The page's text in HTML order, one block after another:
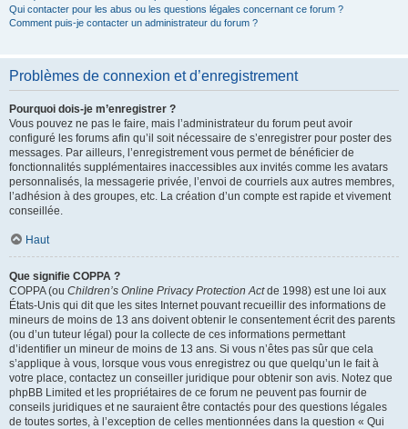
Qui contacter pour les abus ou les questions légales concernant ce forum ?
Comment puis-je contacter un administrateur du forum ?
Problèmes de connexion et d’enregistrement
Pourquoi dois-je m’enregistrer ?
Vous pouvez ne pas le faire, mais l’administrateur du forum peut avoir
configuré les forums afin qu’il soit nécessaire de s’enregistrer pour poster des
messages. Par ailleurs, l’enregistrement vous permet de bénéficier de
fonctionnalités supplémentaires inaccessibles aux invités comme les avatars
personnalisés, la messagerie privée, l’envoi de courriels aux autres membres,
l’adhésion à des groupes, etc. La création d’un compte est rapide et vivement
conseillée.
Haut
Que signifie COPPA ?
COPPA (ou Children’s Online Privacy Protection Actde 1998) est une loi aux
États-Unis qui dit que les sites Internet pouvant recueillir des informations de
mineurs de moins de 13 ans doivent obtenir le consentement écrit des parents
(ou d’un tuteur légal) pour la collecte de ces informations permettant
d’identifier un mineur de moins de 13 ans. Si vous n’êtes pas sûr que cela
s’applique à vous, lorsque vous vous enregistrez ou que quelqu’un le fait à
votre place, contactez un conseiller juridique pour obtenir son avis. Notez que
phpBB Limited et les propriétaires de ce forum ne peuvent pas fournir de
conseils juridiques et ne sauraient être contactés pour des questions légales
de toutes sortes, à l’exception de celles mentionnées dans la question « Qui